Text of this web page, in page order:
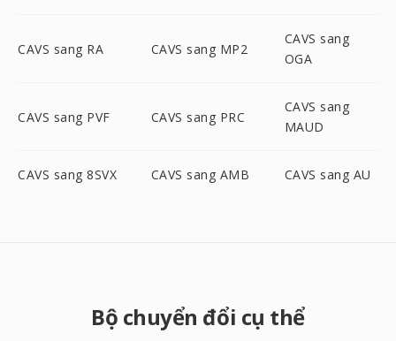
CAVS sang RA CAVS sang MP2
CAVS sang
OGA
CAVS sang PVF CAVS sang PRC
CAVS sang
MAUD
CAVS sang 8SVX CAVS sang AMB CAVS sang AU
Bộ chuyển đổi cụ thể